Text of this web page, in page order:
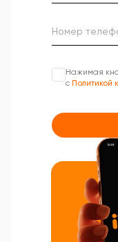
Нажимая
с Политикой